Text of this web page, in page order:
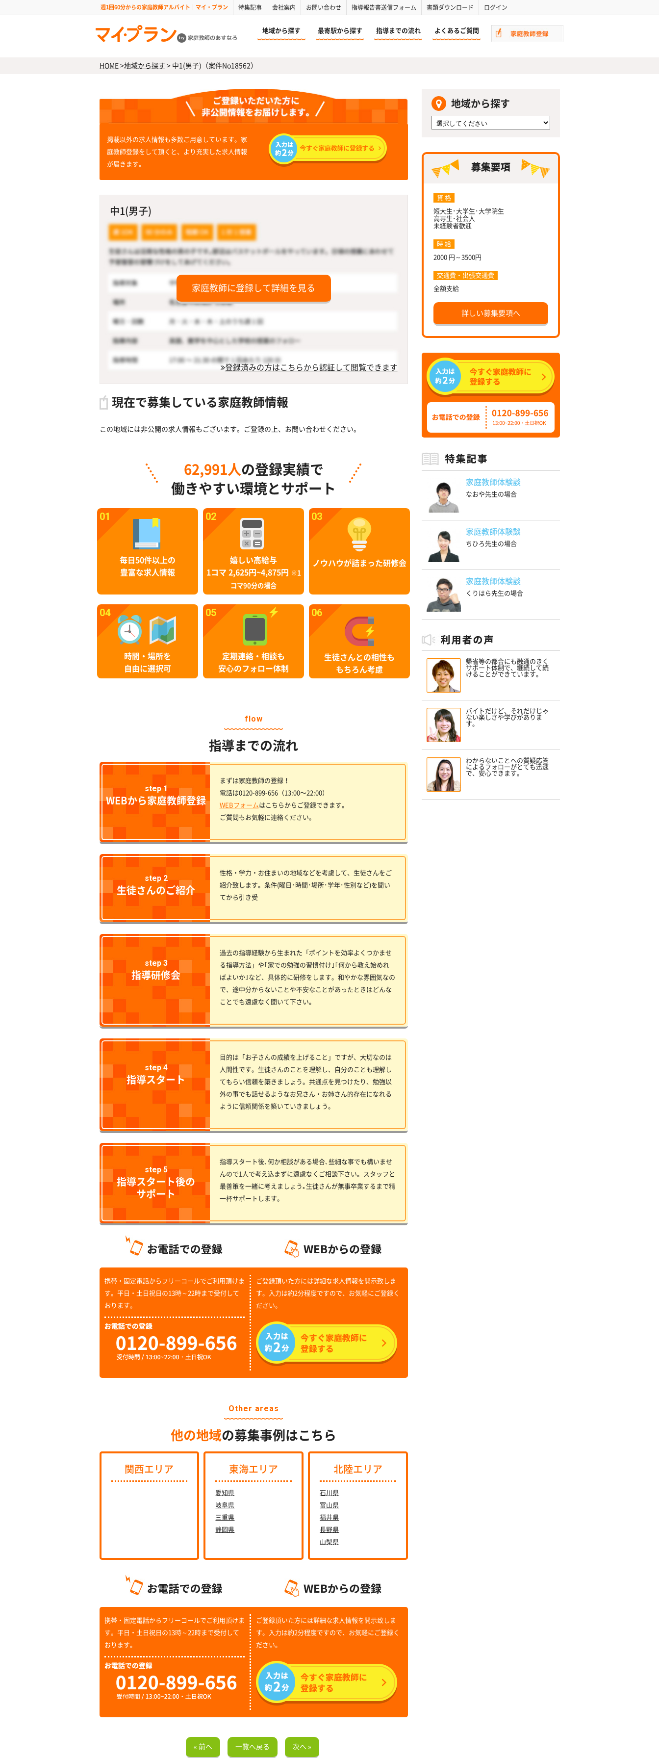
週1回60分からの家庭教師アルバイト｜マイ・プラン 特集記事 会社案内 お問い合わせ 指導報告書送信フォーム 書類ダウンロード ログイン
地域から探す 最寄駅から探す 指導までの流れ よくあるご質問
HOME>地域から探す >中1(男子)（案件No18562）
掲載以外の求人情報も多数ご用意しています。家
庭教師登録をして頂くと、より充実した求人情報
が届きます。
中1(男子)
家庭教師に登録して詳細を見る
登録済みの方はこちらから認証して閲覧できます
現在で募集している家庭教師情報
この地域には非公開の求人情報もございます。ご登録の上、お問い合わせください。
62,991人 の登録実績で
働きやすい環境とサポート
01
毎日50件以上の
豊富な求人情報
02
嬉しい高給与
1コマ 2,625円~4,875円
※1
コマ90分の場合
03
ノウハウが詰まった研修会
04
時間・場所を
自由に選択可
05
定期連絡・相談も
安心のフォロー体制
06
生徒さんとの相性も
もちろん考慮
flow
指導までの流れ
step 1
WEBから家庭教師登録
まずは家庭教師の登録！
電話は0120-899-656（13:00〜22:00）
WEBフォームはこちらからご登録できます。
ご質問もお気軽に連絡ください。
step 2
生徒さんのご紹介
性格・学力・お住まいの地域などを考慮して、生徒さんをご
紹介致します。条件(曜日･時間･場所･学年･性別など)を聞い
てから引き受
step 3
指導研修会
過去の指導経験から生まれた「ポイントを効率よくつかませ
る指導方法」や｢家での勉強の習慣付け｣｢何から教え始めれ
ばよいか｣など、具体的に研修をします。和やかな雰囲気なの
で、途中分からないことや不安なことがあったときはどんな
ことでも遠慮なく聞いて下さい。
step 4
指導スタート
目的は「お子さんの成績を上げること」ですが、大切なのは
人間性です。生徒さんのことを理解し、自分のことも理解し
てもらい信頼を築きましょう。共通点を見つけたり、勉強以
外の事でも話せるようなお兄さん・お姉さん的存在になれる
ように信頼関係を築いていきましょう。
step 5
指導スタート後の
サポート
指導スタート後､何か相談がある場合､些細な事でも構いませ
んので1人で考え込まずに遠慮なくご相談下さい。スタッフと
最善策を一緒に考えましょう｡生徒さんが無事卒業するまで精
一杯サポートします。
携帯・固定電話からフリーコールでご利用頂けま
す。平日・土日祝日の13時～22時まで受付して
おります。
ご登録頂いた方には詳細な求人情報を開示致しま
す。入力は約2分程度ですので、お気軽にご登録く
ださい。
Other areas
他の地域の募集事例はこちら
関西エリア 東海エリア
愛知県
岐阜県
三重県
静岡県
北陸エリア
石川県
富山県
福井県
長野県
山梨県
携帯・固定電話からフリーコールでご利用頂けま
す。平日・土日祝日の13時～22時まで受付して
おります。
ご登録頂いた方には詳細な求人情報を開示致しま
す。入力は約2分程度ですので、お気軽にご登録く
ださい。
« 前へ 一覧へ戻る 次へ »
地域から探す
資 格
短大生･大学生･大学院生
高専生･社会人
未経験者歓迎
時 給
2000 円～3500円
交通費・出張交通費
全額支給
詳しい募集要項へ
家庭教師体験談
なおや先生の場合
家庭教師体験談
ちひろ先生の場合
家庭教師体験談
くりはら先生の場合
帰省等の都合にも融通のきく
サポート体制で、継続して続
けることができています。
バイトだけど、それだけじゃ
ない楽しさや学びがありま
す。
わからないことへの質疑応答
によるフォローがとても迅速
で、安心できます。